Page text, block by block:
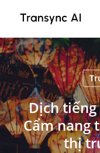
nội
dung
chính
Dịch tiếng
Cẩm nang
thị